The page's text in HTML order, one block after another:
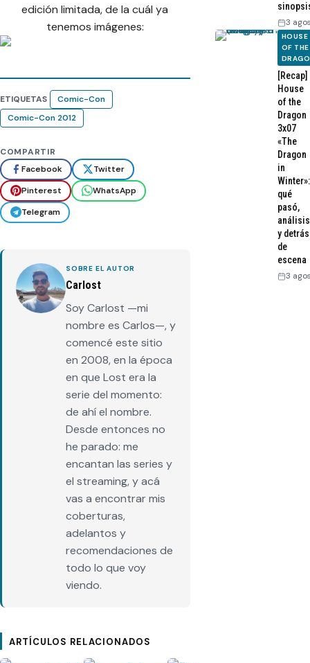
edición limitada, de la cuál ya
tenemos imágenes:
ETIQUETAS
Comic-Con
Comic-Con 2012
COMPARTIR
Facebook
Twitter
Pinterest
WhatsApp
Telegram
SOBRE EL AUTOR
Carlost
Soy Carlost —mi
nombre es Carlos—, y
comencé este sitio
en 2008, en la época
en que Lost era la
serie del momento:
de ahí el nombre.
Desde entonces no
he parado: me
encantan las series y
el streaming, y acá
vas a encontrar mis
coberturas,
adelantos y
recomendaciones de
todo lo que voy
viendo.
ARTÍCULOS RELACIONADOS
3
HOUSE
OF THE
[Recap]
House
of the
Dragon
3x07
«The
Dragon
in
Winter»:
qué
pasó,
análisis
y detrás
de
escena
3